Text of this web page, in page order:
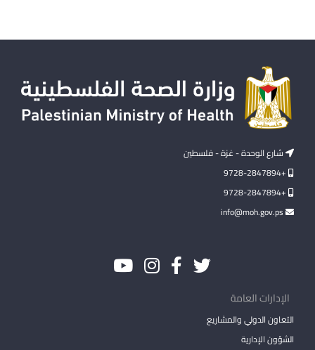
شارع الوحدة - غزة - فلسطين
+9728-2847894
+9728-2847894
الإدارات العامة
التعاون الدولي والمشاريع
الشؤون الإدارية